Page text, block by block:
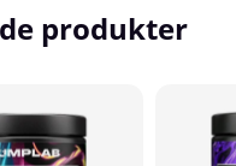
produkter